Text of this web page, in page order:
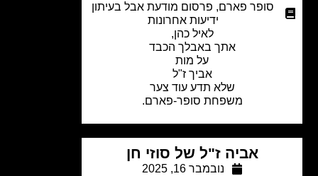
סופר פארם,פרסום מודעת אבל בעיתון
ידיעות אחרונות
לאיל כהן,
אתך באבלך הכבד
אביך ז"ל
שלא תדע עוד צער
משפחת סופר-פארם.
אביה ז"ל של סוזי חן
נובמבר 16, 2025